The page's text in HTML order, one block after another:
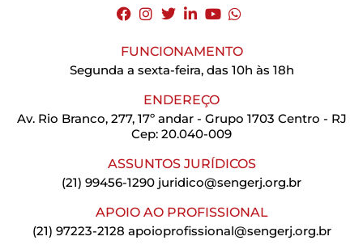
FUNCIONAMENTO
Segunda a sexta-feira, das 10h às 18h
ENDEREÇO
Av. Rio Branco, 277, 17º andar - Grupo 1703 Centro - RJ
Cep: 20.040-009
ASSUNTOS JURÍDICOS
(21) 99456-1290 juridico@sengerj.org.br
APOIO AO PROFISSIONAL
(21) 97223-2128 apoioprofissional@sengerj.org.br